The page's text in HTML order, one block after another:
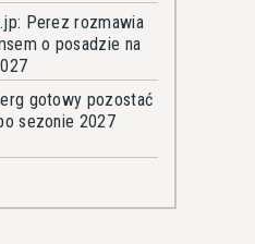
Perez rozmawia
o posadzie na
gotowy pozostać
sezonie 2027